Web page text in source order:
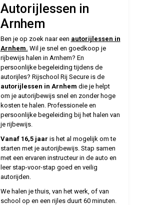
Autorijlessen in
Arnhem
Ben je op zoek naar een autorijlessen in
Arnhem. Wil je snel en goedkoop je
rijbewijs halen in Arnhem? En
persoonlijke begeleiding tijdens de
autorijles? Rijschool Rij Secure is de
autorijlessen in Arnhem die je helpt
om je autorijbewijs snel en zonder hoge
kosten te halen. Professionele en
persoonlijke begeleiding bij het halen van
je rijbewijs.
Vanaf 16,5 jaar is het al mogelijk om te
starten met je autorijbewijs. Stap samen
met een ervaren instructeur in de auto en
leer stap-voor-stap goed en veilig
autorijden.
We halen je thuis, van het werk, of van
school op en een rijles duurt 60 minuten.